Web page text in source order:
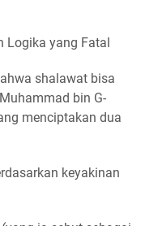
Logika yang Fatal
shalawat bisa
bin G-
menciptakan dua
keyakinan